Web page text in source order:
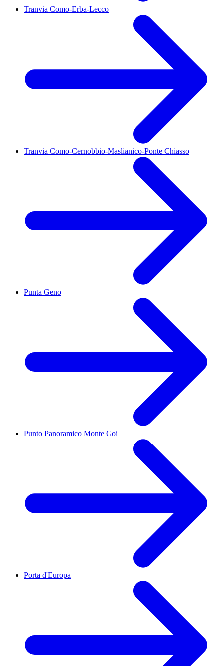
Tranvia Como-Erba-Lecco
Tranvia Como-Cernobbio-Maslianico-Ponte Chiasso
Punta Geno
Punto Panoramico Monte Goi
Porta d'Europa